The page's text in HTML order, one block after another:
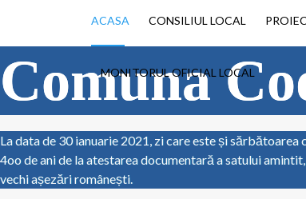
ACASA CONSILIUL LOCAL
MONITORUL OFICIAL LOCAL
Comuna
La data de 30 ianuarie 2021, zi care este și
4oo de ani de la atestarea documentară a satului
vechi așezări românești.